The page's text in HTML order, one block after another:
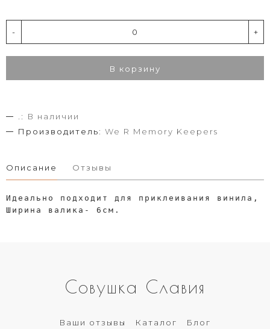
- +
В корзину
.:
В наличии
Производитель: We R Memory Keepers
Описание Отзывы
Идеально подходит для приклеивания
Ширина валика- 6см.
Совушка Славия
Ваши отзывы Каталог Блог